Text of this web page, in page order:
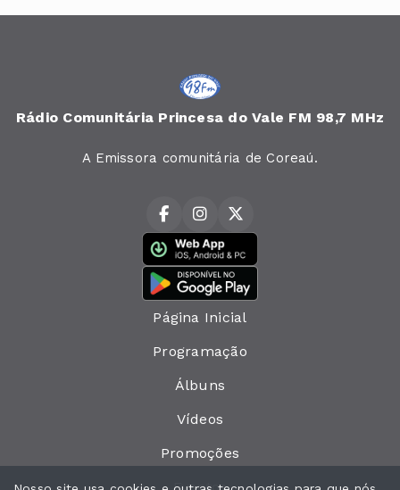
Rádio Comunitária Princesa do Vale FM 98,7 MHz
A Emissora comunitária de Coreaú.
Página Inicial
Programação
Álbuns
Vídeos
Promoções